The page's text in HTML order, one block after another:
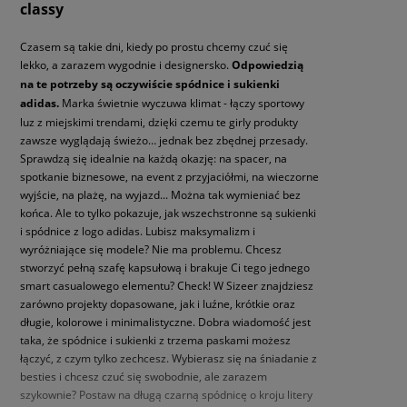
classy
Czasem są takie dni, kiedy po prostu chcemy czuć się
lekko, a zarazem wygodnie i designersko. Odpowiedzią
na te potrzeby są oczywiście spódnice i sukienki
adidas. Marka świetnie wyczuwa klimat - łączy sportowy
luz z miejskimi trendami, dzięki czemu te girly produkty
zawsze wyglądają świeżo… jednak bez zbędnej przesady.
Sprawdzą się idealnie na każdą okazję: na spacer, na
spotkanie biznesowe, na event z przyjaciółmi, na wieczorne
wyjście, na plażę, na wyjazd... Można tak wymieniać bez
końca. Ale to tylko pokazuje, jak wszechstronne są sukienki
i spódnice z logo adidas. Lubisz maksymalizm i
wyróżniające się modele? Nie ma problemu. Chcesz
stworzyć pełną szafę kapsułową i brakuje Ci tego jednego
smart casualowego elementu? Check! W Sizeer znajdziesz
zarówno projekty dopasowane, jak i luźne, krótkie oraz
długie, kolorowe i minimalistyczne. Dobra wiadomość jest
taka, że spódnice i sukienki z trzema paskami możesz
łączyć, z czym tylko zechcesz. Wybierasz się na śniadanie z
besties i chcesz czuć się swobodnie, ale zarazem
szykownie? Postaw na długą czarną spódnicę o kroju litery